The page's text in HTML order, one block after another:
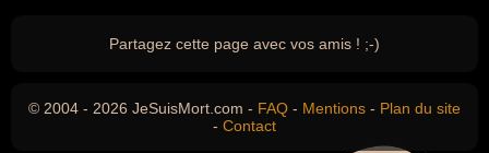
Partagez cette page avec vos amis ! ;-)
© 2004 - 2026 JeSuisMort.com - FAQ - Mentions - Plan du site
- Contact